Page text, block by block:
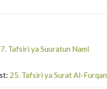
Tafsiri ya Suuratun Naml
25. Tafsiri ya Surat Al-Furqan